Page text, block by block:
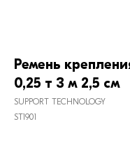
Ремень
0,25 т 3 м 2,5 см
SUPPORT TECHNOLOGY
ST1901